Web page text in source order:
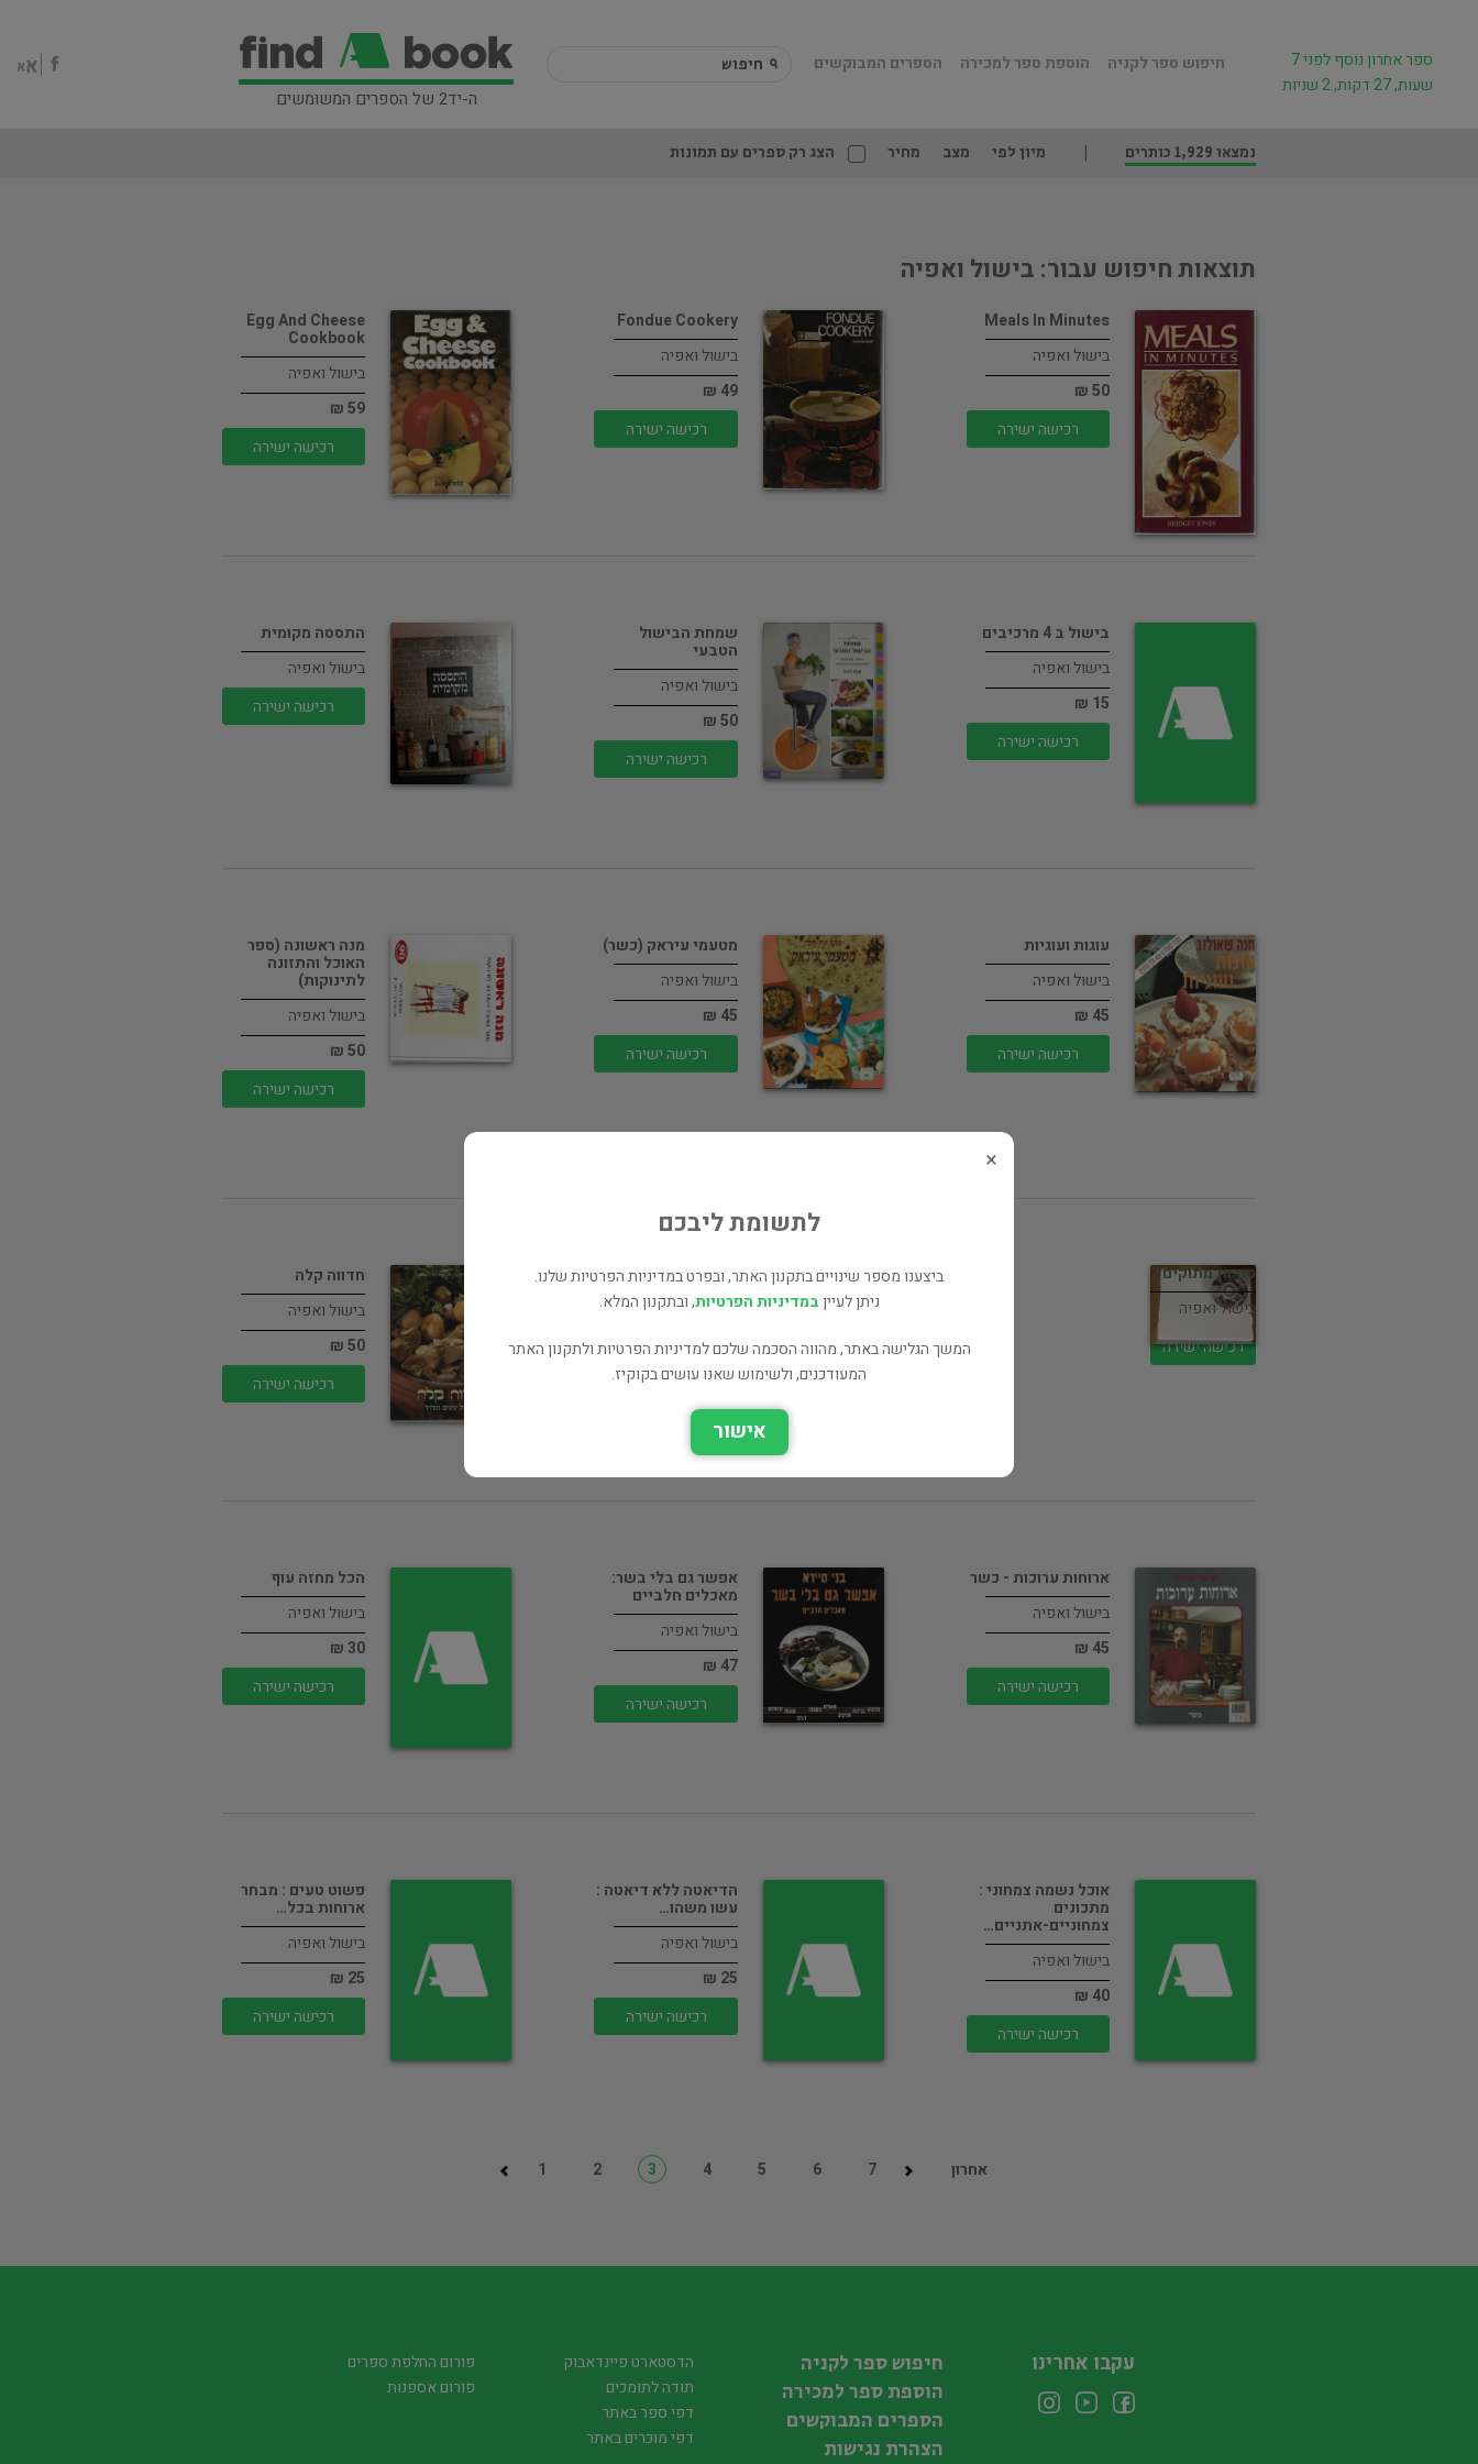
ה-יד2 של הספרים המשומשים
חיפוש ספר לקניה הוספת ספר למכירה הספרים המבוקשים
ספר אחרון נוסף לפני 7
שעות, 27 דקות, 2 שניות
נמצאו 1,929 כותרים מיון לפי מצב מחיר הצג רק ספרים עם תמונות
תוצאות חיפוש עבור: בישול ואפיה
Meals In Minutes
בישול ואפיה
50 ₪
רכישה ישירה
Fondue Cookery
בישול ואפיה
49 ₪
רכישה ישירה
Egg And Cheese
Cookbook
בישול ואפיה
59 ₪
רכישה ישירה
בישול ב 4 מרכיבים
בישול ואפיה
15 ₪
רכישה ישירה
שמחת הבישול
הטבעי
בישול ואפיה
50 ₪
רכישה ישירה
התססה מקומית
בישול ואפיה
רכישה ישירה
עוגות ועוגיות
בישול ואפיה
45 ₪
רכישה ישירה
מטעמי עיראק (כשר)
בישול ואפיה
45 ₪
רכישה ישירה
מנה ראשונה (ספר
האוכל והתזונה
לתינוקות)
בישול ואפיה
50 ₪
רכישה ישירה
סודות מתוקים 2
בישול ואפיה
רכישה ישירה
הבישול הצמחוני
בישול ואפיה
50 ₪
רכישה ישירה
חדווה קלה
בישול ואפיה
50 ₪
רכישה ישירה
ארוחות ערוכות - כשר
בישול ואפיה
45 ₪
רכישה ישירה
אפשר גם בלי בשר:
מאכלים חלביים
בישול ואפיה
47 ₪
רכישה ישירה
הכל מחזה עוף
בישול ואפיה
30 ₪
רכישה ישירה
אוכל נשמה צמחוני :
מתכונים
צמחוניים-אתניים…
בישול ואפיה
40 ₪
רכישה ישירה
הדיאטה ללא דיאטה :
עשו משהו…
בישול ואפיה
25 ₪
רכישה ישירה
פשוט טעים : מבחר
ארוחות בכל…
בישול ואפיה
25 ₪
רכישה ישירה
1 2 3 4 5 6 7 אחרון
×
לתשומת ליבכם
ביצענו מספר שינויים בתקנון האתר, ובפרט במדיניות הפרטיות שלנו.
ניתן לעייןבמדיניות הפרטיות, ובתקנון המלא.
המשך הגלישה באתר, מהווה הסכמה שלכם למדיניות הפרטיות ולתקנון האתר
המעודכנים, ולשימוש שאנו עושים בקוקיז.
אישור
עקבו אחרינו
חיפוש ספר לקניה
הוספת ספר למכירה
הספרים המבוקשים
הצהרת נגישות
הדסטארט פיינדאבוק
תודה לתומכים
דפי ספר באתר
דפי מוכרים באתר
פורום החלפת ספרים
פורום אספנות